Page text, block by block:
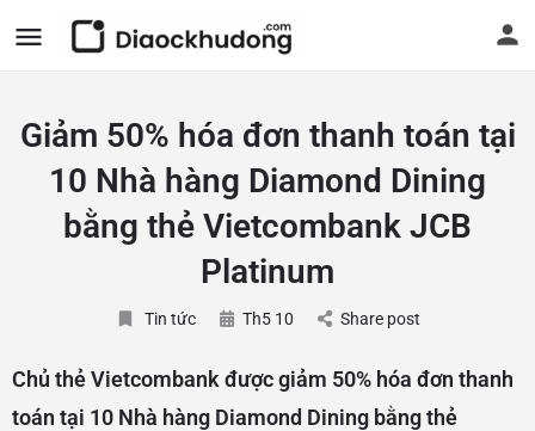
Giảm 50% hóa đơn thanh toán tại
10 Nhà hàng Diamond Dining
bằng thẻ Vietcombank JCB
Platinum
Tin tức Th5 10 Share post
Chủ thẻ Vietcombank được giảm 50% hóa đơn thanh
toán tại 10 Nhà hàng Diamond Dining bằng thẻ